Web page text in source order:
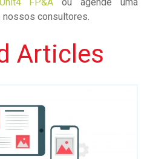
Unit4 FP&A ou agende uma
nossos consultores.
Articles